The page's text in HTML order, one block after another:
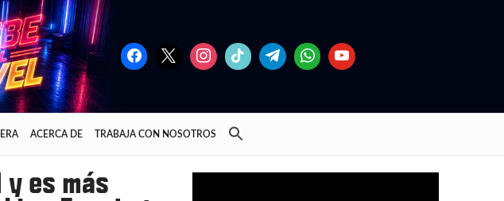
ACERCA DE TRABAJA CON NOSOTROS
es más